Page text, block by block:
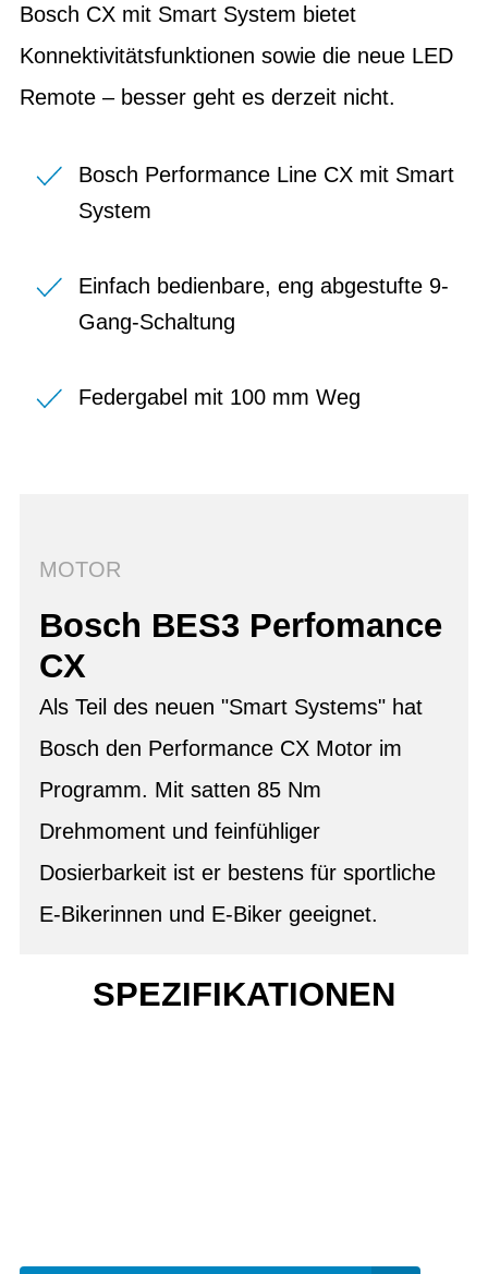
Bosch CX mit Smart System bietet
Konnektivitätsfunktionen sowie die neue LED
Remote – besser geht es derzeit nicht.
Bosch Performance Line CX mit Smart
System
Einfach bedienbare, eng abgestufte 9-
Gang-Schaltung
Federgabel mit 100 mm Weg
MOTOR
Bosch BES3 Perfomance
CX
Als Teil des neuen "Smart Systems" hat
Bosch den Performance CX Motor im
Programm. Mit satten 85 Nm
Drehmoment und feinfühliger
Dosierbarkeit ist er bestens für sportliche
E-Bikerinnen und E-Biker geeignet.
SPEZIFIKATIONEN